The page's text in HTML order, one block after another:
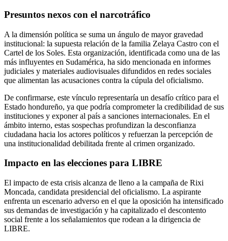
Presuntos nexos con el narcotráfico
A la dimensión política se suma un ángulo de mayor gravedad
institucional: la supuesta relación de la familia Zelaya Castro con el
Cartel de los Soles. Esta organización, identificada como una de las
más influyentes en Sudamérica, ha sido mencionada en informes
judiciales y materiales audiovisuales difundidos en redes sociales
que alimentan las acusaciones contra la cúpula del oficialismo.
De confirmarse, este vínculo representaría un desafío crítico para el
Estado hondureño, ya que podría comprometer la credibilidad de sus
instituciones y exponer al país a sanciones internacionales. En el
ámbito interno, estas sospechas profundizan la desconfianza
ciudadana hacia los actores políticos y refuerzan la percepción de
una institucionalidad debilitada frente al crimen organizado.
Impacto en las elecciones para LIBRE
El impacto de esta crisis alcanza de lleno a la campaña de Rixi
Moncada, candidata presidencial del oficialismo. La aspirante
enfrenta un escenario adverso en el que la oposición ha intensificado
sus demandas de investigación y ha capitalizado el descontento
social frente a los señalamientos que rodean a la dirigencia de
LIBRE.